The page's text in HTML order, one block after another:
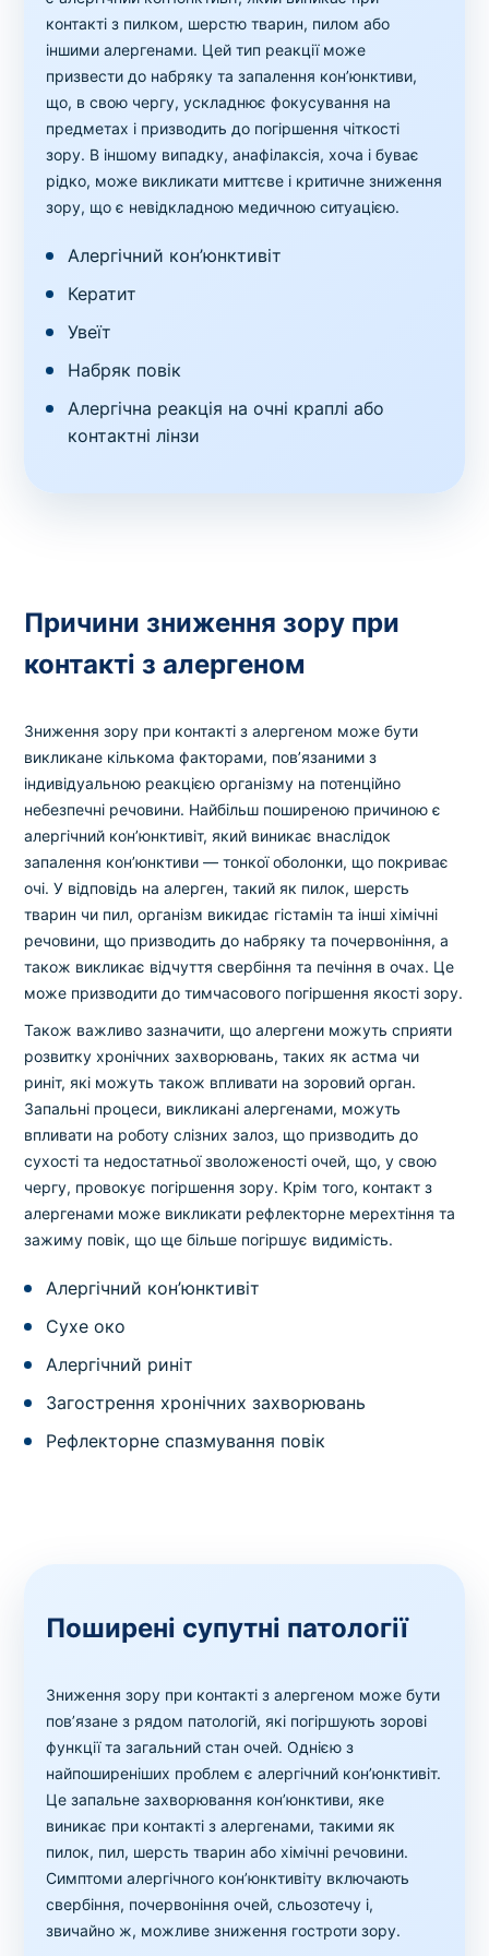
контакті з пилком, шерстю тварин, пилом або
іншими алергенами. Цей тип реакції може
призвести до набряку та запалення кон’юнктиви,
що, в свою чергу, ускладнює фокусування на
предметах і призводить до погіршення чіткості
зору. В іншому випадку, анафілаксія, хоча і буває
рідко, може викликати миттєве і критичне зниження
зору, що є невідкладною медичною ситуацією.
Алергічний кон’юнктивіт
Кератит
Увеїт
Набряк повік
Алергічна реакція на очні краплі або
контактні лінзи
Причини зниження зору при
контакті з алергеном
Зниження зору при контакті з алергеном може бути
викликане кількома факторами, пов’язаними з
індивідуальною реакцією організму на потенційно
небезпечні речовини. Найбільш поширеною причиною є
алергічний кон’юнктивіт, який виникає внаслідок
запалення кон’юнктиви — тонкої оболонки, що покриває
очі. У відповідь на алерген, такий як пилок, шерсть
тварин чи пил, організм викидає гістамін та інші хімічні
речовини, що призводить до набряку та почервоніння, а
також викликає відчуття свербіння та печіння в очах. Це
може призводити до тимчасового погіршення якості зору.
Також важливо зазначити, що алергени можуть сприяти
розвитку хронічних захворювань, таких як астма чи
риніт, які можуть також впливати на зоровий орган.
Запальні процеси, викликані алергенами, можуть
впливати на роботу слізних залоз, що призводить до
сухості та недостатньої зволоженості очей, що, у свою
чергу, провокує погіршення зору. Крім того, контакт з
алергенами може викликати рефлекторне мерехтіння та
зажиму повік, що ще більше погіршує видимість.
Алергічний кон’юнктивіт
Сухе око
Алергічний риніт
Загострення хронічних захворювань
Рефлекторне спазмування повік
Поширені супутні патології
Зниження зору при контакті з алергеном може бути
пов’язане з рядом патологій, які погіршують зорові
функції та загальний стан очей. Однією з
найпоширеніших проблем є алергічний кон’юнктивіт.
Це запальне захворювання кон’юнктиви, яке
виникає при контакті з алергенами, такими як
пилок, пил, шерсть тварин або хімічні речовини.
Симптоми алергічного кон’юнктивіту включають
свербіння, почервоніння очей, сльозотечу і,
звичайно ж, можливе зниження гостроти зору.